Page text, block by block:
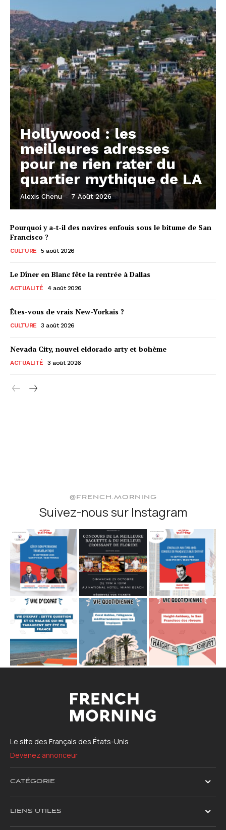
Hollywood : les
meilleures adresses
pour ne rien rater du
quartier mythique de LA
Alexis Chenu - 7 Août 2026
Pourquoi y a-t-il des navires enfouis sous le bitume de San
Francisco ?
CULTURE 5 août 2026
Le Dîner en Blanc fête la rentrée à Dallas
ACTUALITÉ 4 août 2026
Êtes-vous de vrais New-Yorkais ?
CULTURE 3 août 2026
Nevada City, nouvel eldorado arty et bohème
ACTUALITÉ 3 août 2026
@FRENCH.MORNING
Suivez-nous sur Instagram
Le site des Français des États-Unis
Devenez annonceur
CATÉGORIE
LIENS UTILES